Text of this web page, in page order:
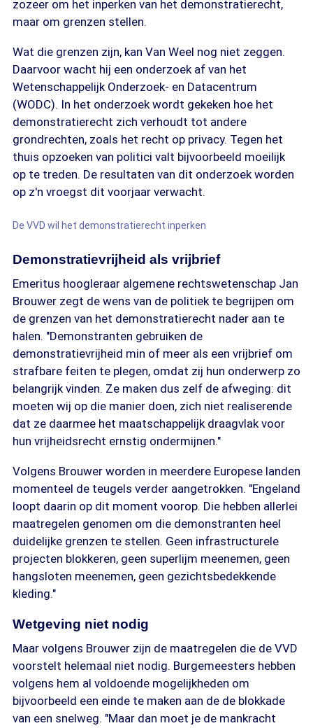
zozeer om het inperken van het demonstratierecht,
maar om grenzen stellen.
Wat die grenzen zijn, kan Van Weel nog niet zeggen.
Daarvoor wacht hij een onderzoek af van het
Wetenschappelijk Onderzoek- en Datacentrum
(WODC). In het onderzoek wordt gekeken hoe het
demonstratierecht zich verhoudt tot andere
grondrechten, zoals het recht op privacy. Tegen het
thuis opzoeken van politici valt bijvoorbeeld moeilijk
op te treden. De resultaten van dit onderzoek worden
op z'n vroegst dit voorjaar verwacht.
De VVD wil het demonstratierecht inperken
Demonstratievrijheid als vrijbrief
Emeritus hoogleraar algemene rechtswetenschap Jan
Brouwer zegt de wens van de politiek te begrijpen om
de grenzen van het demonstratierecht nader aan te
halen. "Demonstranten gebruiken de
demonstratievrijheid min of meer als een vrijbrief om
strafbare feiten te plegen, omdat zij hun onderwerp zo
belangrijk vinden. Ze maken dus zelf de afweging: dit
moeten wij op die manier doen, zich niet realiserende
dat ze daarmee het maatschappelijk draagvlak voor
hun vrijheidsrecht ernstig ondermijnen."
Volgens Brouwer worden in meerdere Europese landen
momenteel de teugels verder aangetrokken. "Engeland
loopt daarin op dit moment voorop. Die hebben allerlei
maatregelen genomen om die demonstranten heel
duidelijke grenzen te stellen. Geen infrastructurele
projecten blokkeren, geen superlijm meenemen, geen
hangsloten meenemen, geen gezichtsbedekkende
kleding."
Wetgeving niet nodig
Maar volgens Brouwer zijn de maatregelen die de VVD
voorstelt helemaal niet nodig. Burgemeesters hebben
volgens hem al voldoende mogelijkheden om
bijvoorbeeld een einde te maken aan de de blokkade
van een snelweg. "Maar dan moet je de mankracht